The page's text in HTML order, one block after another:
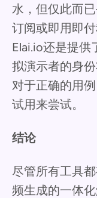
水，但仅此而
订阅或即用即
Elai.io还是提供
拟演示者的身
对于正确的用
试用来尝试。
结论
尽管所有工具
频生成的一体